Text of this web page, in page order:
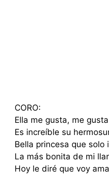
CORO:
Ella me gusta, me
Es increíble su
Bella princesa que solo
La más bonita de mi
Hoy le diré que voy